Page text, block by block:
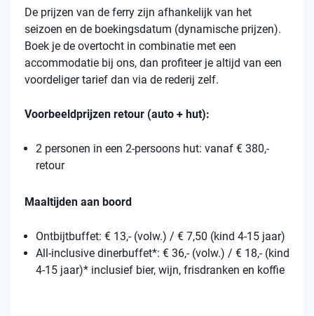
De prijzen van de ferry zijn afhankelijk van het
seizoen en de boekingsdatum (dynamische prijzen).
Boek je de overtocht in combinatie met een
accommodatie bij ons, dan profiteer je altijd van een
voordeliger tarief dan via de rederij zelf.
Voorbeeldprijzen retour (auto + hut):
2 personen in een 2-persoons hut: vanaf € 380,-
retour
Maaltijden aan boord
Ontbijtbuffet: € 13,- (volw.) / € 7,50 (kind 4-15 jaar)
All-inclusive dinerbuffet*: € 36,- (volw.) / € 18,- (kind
4-15 jaar)* inclusief bier, wijn, frisdranken en koffie